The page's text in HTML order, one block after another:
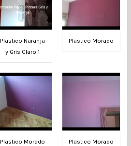
Plastico Naranja
y Gris Claro 1
Plastico Morado
Plastico Morado
Plastico Morado